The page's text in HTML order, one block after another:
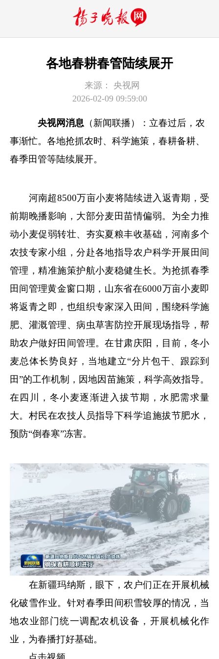
各地春耕春管陆续展开
来源：
央视网
2026-02-09 09:59:00
央视网消息 （新闻联播）：立春过后，农
事渐忙。各地抢抓农时、科学施策，春耕备耕、
春季田管等陆续展开。
河南超8500万亩小麦将陆续进入返青期，受
前期晚播影响，大部分麦田苗情偏弱。为全力推
动小麦促弱转壮、夯实夏粮丰收基础，河南多个
农技专家小组，分赴各地指导农户科学开展田间
管理，精准施策护航小麦稳健生长。为抢抓春季
田间管理黄金窗口期，山东省在6000万亩小麦即
将返青之即，也组织专家深入田间，围绕科学施
肥、灌溉管理、病虫草害防控开展现场指导，帮
助农户做好田间管理。在甘肃庆阳，目前，冬小
麦总体长势良好，当地建立“分片包干、跟踪到
田”的工作机制，因地因苗施策，科学高效指导。
在四川，冬小麦逐渐进入拔节期，水肥需求量
大。村民在农技人员指导下科学追施拔节肥水，
预防“倒春寒”冻害。
在新疆玛纳斯，眼下，农户们正在开展机械
化破雪作业。针对春季田间积雪较厚的情况，当
地农业部门统一调配农机设备，开展机械化作
业，为春播打好基础。